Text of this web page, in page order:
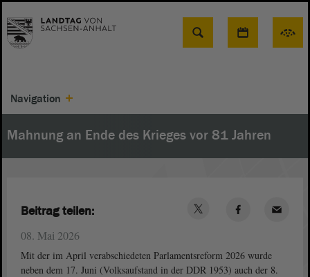
Suche
Navigation
Mahnung an Ende des Krieges vor 81 Jahren
08. Mai 2026
Mit der im April verabschiedeten Parlamentsreform 2026 wurde
neben dem 17. Juni (Volksaufstand in der DDR 1953) auch der 8.
Beitrag teilen: